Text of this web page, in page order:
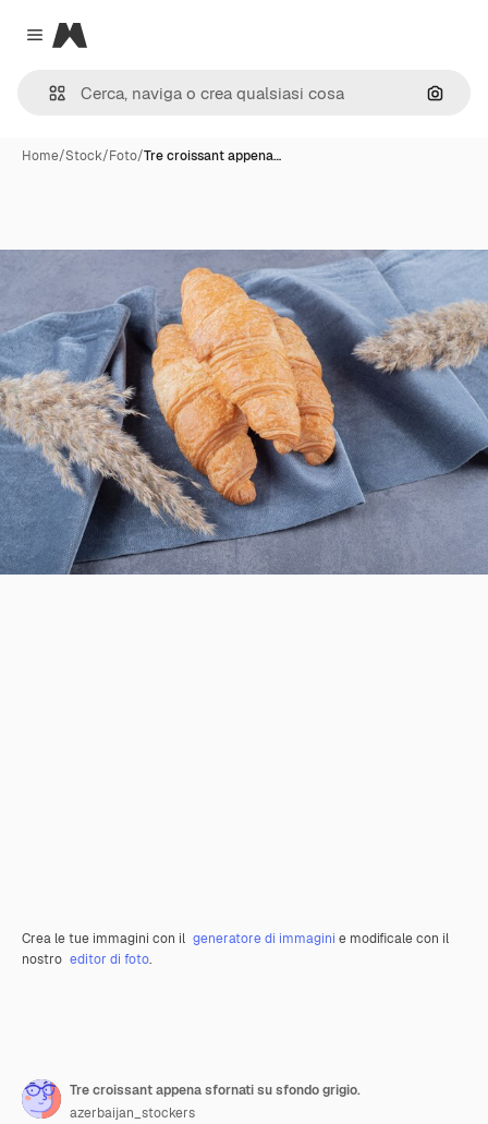
Close menu
Magnific
Cerca
Home/Stock/Foto/Tre croissant appena…
Crea le tue immagini con il generatore di immagini e modificale con il
nostro editor di foto.
Tre croissant appena sfornati su sfondo grigio.
azerbaijan_stockers